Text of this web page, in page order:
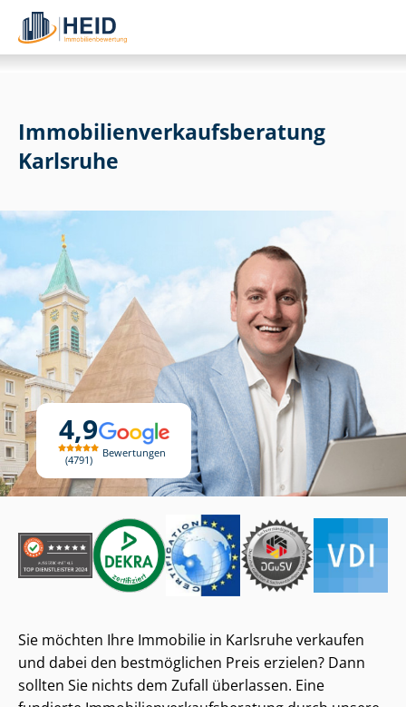
4,9
4791
Bewertungen
Im­mo­bi­li­en­ver­kaufs­be­ra­tung
Karlsruhe
Sie möchten Ihre Immobilie in Karlsruhe verkaufen
und dabei den bestmöglichen Preis erzielen? Dann
sollten Sie nichts dem Zufall überlassen. Eine